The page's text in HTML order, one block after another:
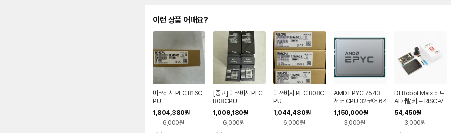
이런 상품 어때요?
미쓰비시 PLC R16C
PU
1,804,380원
6,000원
[중고] 미쓰비시 PLC
R08CPU
1,009,180원
6,000원
미쓰비시 PLC R08C
PU
1,044,480원
6,000원
AMD EPYC 7543
서버 CPU 32코어 64
스레드
1,150,000원
3,000원
DFRobot Maix 비트
AI 개발 키트 RISC-V
K210 IoT (KIT0155)
54,450원
3,000원